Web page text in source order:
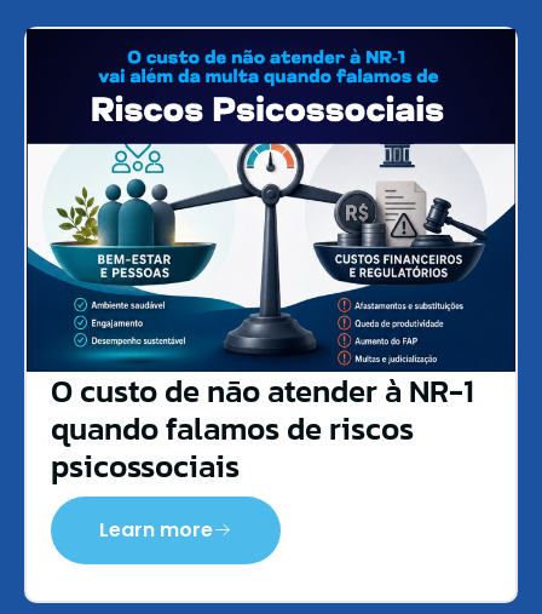
O custo de não atender à NR-1
quando falamos de riscos
psicossociais
Learn more